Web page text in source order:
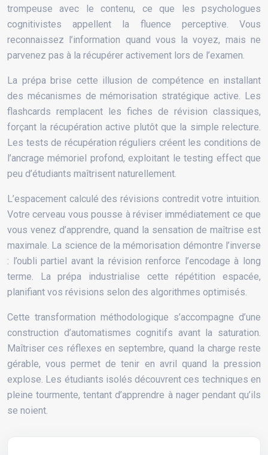
trompeuse avec le contenu, ce que les psychologues
cognitivistes appellent la fluence perceptive. Vous
reconnaissez l’information quand vous la voyez, mais ne
parvenez pas à la récupérer activement lors de l’examen.
La prépa brise cette illusion de compétence en installant
des mécanismes de mémorisation stratégique active. Les
flashcards remplacent les fiches de révision classiques,
forçant la récupération active plutôt que la simple relecture.
Les tests de récupération réguliers créent les conditions de
l’ancrage mémoriel profond, exploitant le testing effect que
peu d’étudiants maîtrisent naturellement.
L’espacement calculé des révisions contredit votre intuition.
Votre cerveau vous pousse à réviser immédiatement ce que
vous venez d’apprendre, quand la sensation de maîtrise est
maximale. La science de la mémorisation démontre l’inverse
: l’oubli partiel avant la révision renforce l’encodage à long
terme. La prépa industrialise cette répétition espacée,
planifiant vos révisions selon des algorithmes optimisés.
Cette transformation méthodologique s’accompagne d’une
construction d’automatismes cognitifs avant la saturation.
Maîtriser ces réflexes en septembre, quand la charge reste
gérable, vous permet de tenir en avril quand la pression
explose. Les étudiants isolés découvrent ces techniques en
pleine tourmente, tentant d’apprendre à nager pendant qu’ils
se noient.